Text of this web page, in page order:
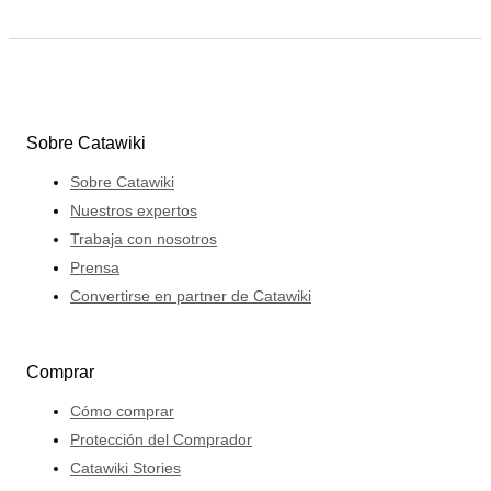
Sobre Catawiki
Sobre Catawiki
Nuestros expertos
Trabaja con nosotros
Prensa
Convertirse en partner de Catawiki
Comprar
Cómo comprar
Protección del Comprador
Catawiki Stories